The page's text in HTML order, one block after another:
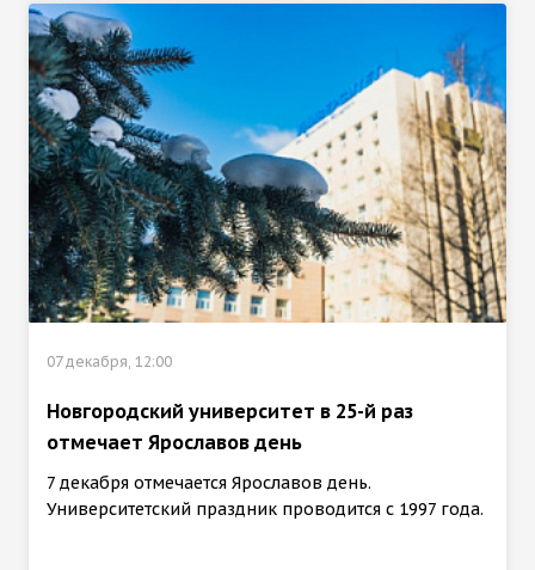
07 декабря, 12:00
Новгородский университет в 25-й раз
отмечает Ярославов день
7 декабря отмечается Ярославов день.
Университетский праздник проводится с 1997 года.